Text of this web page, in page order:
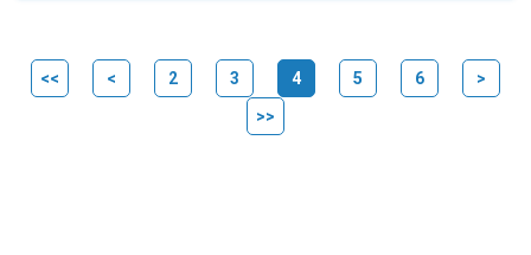
<< < 2 3 4(current)
5 6
>
>>